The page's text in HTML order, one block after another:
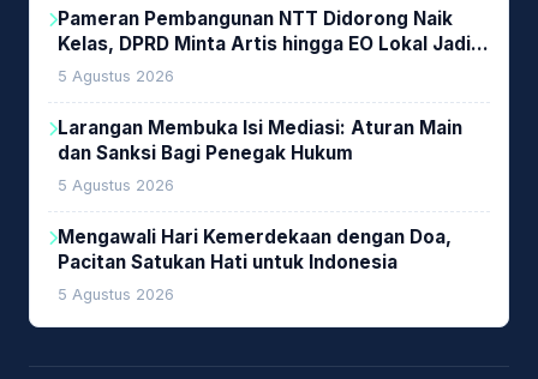
Pameran Pembangunan NTT Didorong Naik
Kelas, DPRD Minta Artis hingga EO Lokal Jadi
Prioritas
5 Agustus 2026
Larangan Membuka Isi Mediasi: Aturan Main
dan Sanksi Bagi Penegak Hukum
5 Agustus 2026
Mengawali Hari Kemerdekaan dengan Doa,
Pacitan Satukan Hati untuk Indonesia
5 Agustus 2026